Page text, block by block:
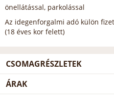
önellátással, parkolással
Az idegenforgalmi adó külön
(18 éves kor felett)
CSOMAGRÉSZLETEK
ÁRAK